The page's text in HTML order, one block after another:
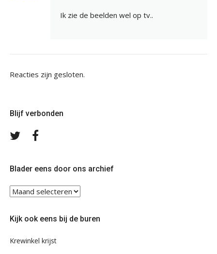
Ik zie de beelden wel op tv..
Reacties zijn gesloten.
Blijf verbonden
Volg
Blader eens door ons archief
Blader
eens
ons
Kijk ook eens bij de buren
Krewinkel krijst